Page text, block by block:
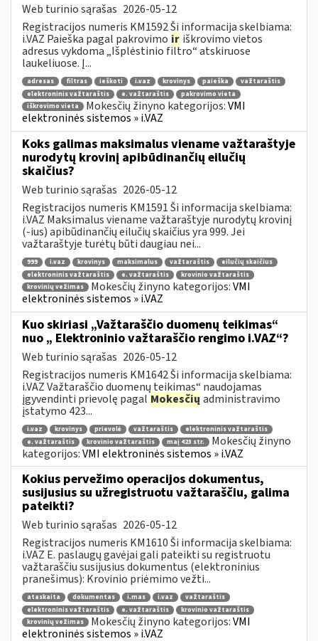
Web turinio sąrašas 2026-05-12
Registracijos numeris KM1592 Ši informacija skelbiama:
i.VAZ Paieška pagal pakrovimo ir iškrovimo vietos
adresus vykdoma „Išplėstinio filtro“ atskiruose
laukeliuose. Į...
adresas filtras ieškoti i.vaz krovinys paieška
važtaraštis
elektroninis važtaraštis
e. važtaraštis
pakrovimo vieta
iškrovimo vieta
Mokesčių žinyno kategorijos:VMI
elektroninės sistemos » i.VAZ
Koks galimas maksimalus viename važtaraštyje
nurodytų krovinį apibūdinančių eilučių
skaičius?
Web turinio sąrašas 2026-05-12
Registracijos numeris KM1591 Ši informacija skelbiama:
i.VAZ Maksimalus viename važtaraštyje nurodytų krovinį
(-ius) apibūdinančių eilučių skaičius yra 999. Jei
važtaraštyje turėtų būti daugiau nei...
999 i.vaz krovinys maksimalus važtaraštis
eilučių skaičius
elektroninis važtaraštis
e. važtaraštis
krovinio važtaraštis
krovinių vežimas
Mokesčių žinyno kategorijos:VMI
elektroninės sistemos » i.VAZ
Kuo skiriasi „Važtaraščio duomenų teikimas“
nuo „ Elektroninio važtaraščio rengimo i.VAZ“?
Web turinio sąrašas 2026-05-12
Registracijos numeris KM1642 Ši informacija skelbiama:
i.VAZ Važtaraščio duomenų teikimas“ naudojamas
įgyvendinti prievolę pagal Mokesčių administravimo
įstatymo 423...
i.vaz krovinys prievolė važtaraštis
elektroninis važtaraštis
e. važtaraštis
krovinio važtaraštis maį 423 str.
Mokesčių žinyno
kategorijos:VMI elektroninės sistemos » i.VAZ
Kokius pervežimo operacijos dokumentus,
susijusius su užregistruotu važtaraščiu, galima
pateikti?
Web turinio sąrašas 2026-05-12
Registracijos numeris KM1610 Ši informacija skelbiama:
i.VAZ E. paslaugų gavėjai gali pateikti su registruotu
važtaraščiu susijusius dokumentus (elektroninius
pranešimus): Krovinio priėmimo vežti...
ataskaita dokumentas i.mas i.vaz
važtaraštis
elektroninis važtaraštis
e. važtaraštis
krovinio važtaraštis
krovinių vežimas
Mokesčių žinyno kategorijos:VMI
elektroninės sistemos » i.VAZ